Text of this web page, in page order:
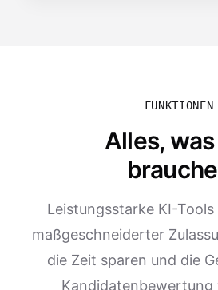
FUNKTIONEN
Alles,
Leistungsstarke KI-
maßgeschneiderter
die Zeit sparen und die
Kandidatenbewertung